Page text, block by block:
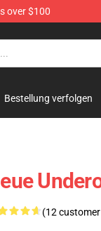
over $100
Bestellung verfolgen
(12